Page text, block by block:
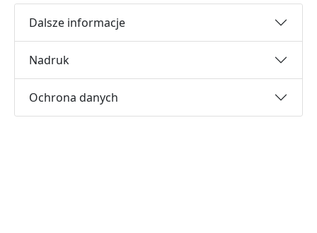
Dalsze informacje
Nadruk
Ochrona danych